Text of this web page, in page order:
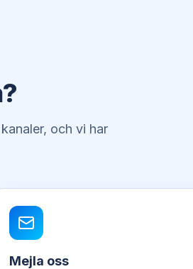
och vi har
Mejla oss